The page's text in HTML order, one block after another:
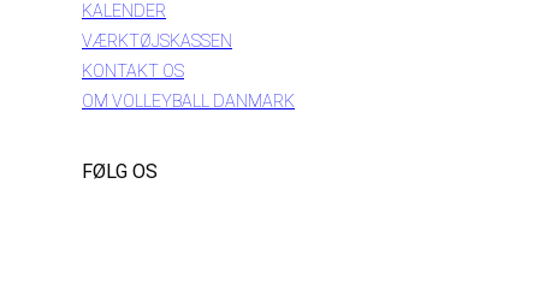
KALENDER
VÆRKTØJSKASSEN
KONTAKT OS
OM VOLLEYBALL DANMARK
FØLG OS